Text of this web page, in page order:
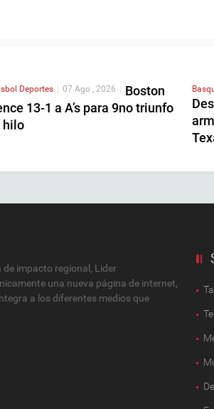
Deportes 07 Ago , 2026
Boston
13-1 a A’s para 9no triunfo
hilo
impacto regional, Lider
una nueva página de internet,
a los diferentes medios que